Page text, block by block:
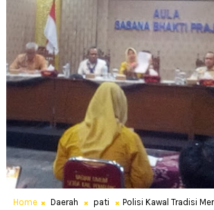
Home Daerah pati
Polisi Kawal Tradisi